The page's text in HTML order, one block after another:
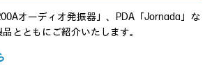
オーディオ発振器」、PDA「Jornada」な
とともにご紹介いたします。